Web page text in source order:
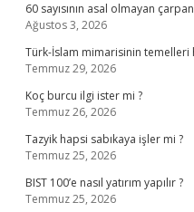
60 sayısının asal olmayan
Ağustos 3, 2026
Türk-İslam mimarisinin temelleri
Temmuz 29, 2026
Koç burcu ilgi ister mi ?
Temmuz 26, 2026
Tazyik hapsi sabıkaya işler mi ?
Temmuz 25, 2026
BIST 100’e nasıl yatırım yapılır ?
Temmuz 25, 2026